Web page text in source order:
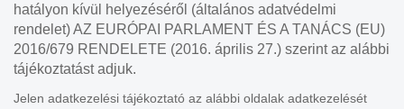
hatályon kívül helyezéséről (általános adatvédelmi
rendelet) AZ EURÓPAI PARLAMENT ÉS A TANÁCS (EU)
2016/679 RENDELETE (2016. április 27.) szerint az alábbi
tájékoztatást adjuk.
Jelen adatkezelési tájékoztató az alábbi oldalak adatkezelését